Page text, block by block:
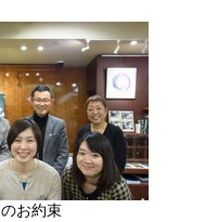
のお約束